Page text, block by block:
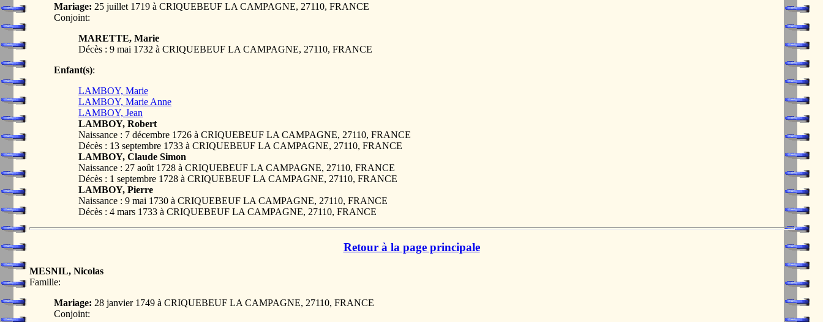
Mariage: 25 juillet 1719 à CRIQUEBEUF LA CAMPAGNE, 27110, FRANCE
Conjoint:
MARETTE, Marie
Décès : 9 mai 1732 à CRIQUEBEUF LA CAMPAGNE, 27110, FRANCE
Enfant(s):
LAMBOY, Marie
LAMBOY, Marie Anne
LAMBOY, Jean
LAMBOY, Robert
Naissance : 7 décembre 1726 à CRIQUEBEUF LA CAMPAGNE, 27110, FRANCE
Décès : 13 septembre 1733 à CRIQUEBEUF LA CAMPAGNE, 27110, FRANCE
LAMBOY, Claude Simon
Naissance : 27 août 1728 à CRIQUEBEUF LA CAMPAGNE, 27110, FRANCE
Décès : 1 septembre 1728 à CRIQUEBEUF LA CAMPAGNE, 27110, FRANCE
LAMBOY, Pierre
Naissance : 9 mai 1730 à CRIQUEBEUF LA CAMPAGNE, 27110, FRANCE
Décès : 4 mars 1733 à CRIQUEBEUF LA CAMPAGNE, 27110, FRANCE
Retour à la page principale
MESNIL, Nicolas
Famille:
Mariage: 28 janvier 1749 à CRIQUEBEUF LA CAMPAGNE, 27110, FRANCE
Conjoint: